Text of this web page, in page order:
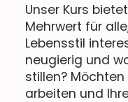
Unser Kurs
Mehrwert für
Lebensstil
neugierig und
stillen?
arbeiten und